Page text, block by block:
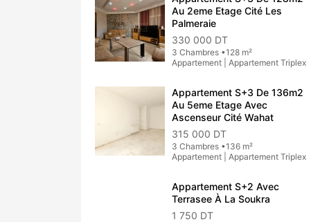
Au 2eme Etage Cité Les
Palmeraie
330 000 DT
3 Chambres •128 m²
Appartement | Appartement Triplex
Appartement S+3 De 136m2
Au 5eme Etage Avec
Ascenseur Cité Wahat
315 000 DT
3 Chambres •136 m²
Appartement | Appartement Triplex
Appartement S+2 Avec
Terrasee À La Soukra
1 750 DT